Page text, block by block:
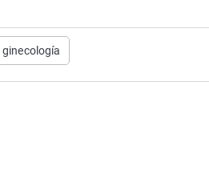
ginecología